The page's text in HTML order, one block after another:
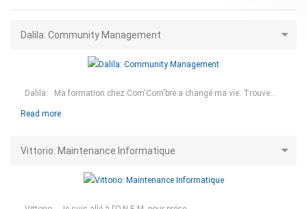
Dalila: Community Management
Dalila: Ma formation chez Com'Com'bre a changé ma vie. Trouve...
Read more
Vittorio: Maintenance Informatique